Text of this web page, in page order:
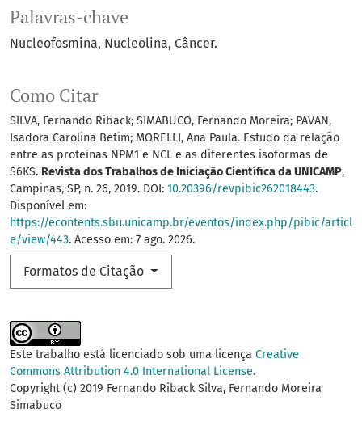
Palavras-chave
Nucleofosmina Nucleolina Câncer.
Como Citar
SILVA, Fernando Riback; SIMABUCO, Fernando Moreira; PAVAN,
Isadora Carolina Betim; MORELLI, Ana Paula. Estudo da relação
entre as proteínas NPM1 e NCL e as diferentes isoformas de
S6KS. Revista dos Trabalhos de Iniciação Científica da UNICAMP,
Campinas, SP, n. 26, 2019. DOI: 10.20396/revpibic262018443.
Disponível em:
https://econtents.sbu.unicamp.br/eventos/index.php/pibic/articl
e/view/443. Acesso em: 7 ago. 2026.
Formatos de Citação
Este trabalho está licenciado sob uma licença Creative
Commons Attribution 4.0 International License.
Copyright (c) 2019 Fernando Riback Silva, Fernando Moreira
Simabuco